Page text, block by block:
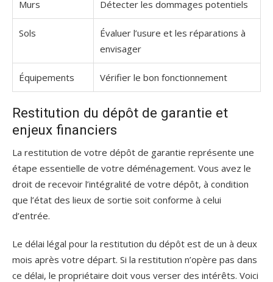
Murs Détecter les dommages potentiels
Sols
Évaluer l’usure et les réparations à
envisager
Équipements Vérifier le bon fonctionnement
Restitution du dépôt de garantie et
enjeux financiers
La restitution de votre dépôt de garantie représente une
étape essentielle de votre déménagement. Vous avez le
droit de recevoir l’intégralité de votre dépôt, à condition
que l’état des lieux de sortie soit conforme à celui
d’entrée.
Le délai légal pour la restitution du dépôt est de un à deux
mois après votre départ. Si la restitution n’opère pas dans
ce délai, le propriétaire doit vous verser des intérêts. Voici